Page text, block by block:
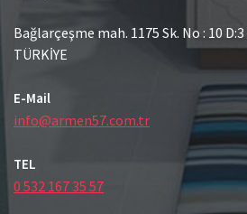
Bağlarçeşme mah. 1175 Sk. No : 10
TÜRKİYE
E-Mail
info@armen57.com.tr
TEL
0 532 167 35 57